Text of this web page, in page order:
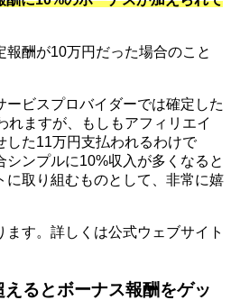
酬が10万円だった場合のこと
ビスプロバイダーでは確定した
れますが、もしもアフィリエイ
した11万円支払われるわけで
ンプルに10%収入が多くなると
に取り組むものとして、非常に嬉
す。詳しくは公式ウェブサイト
るとボーナス報酬をゲッ